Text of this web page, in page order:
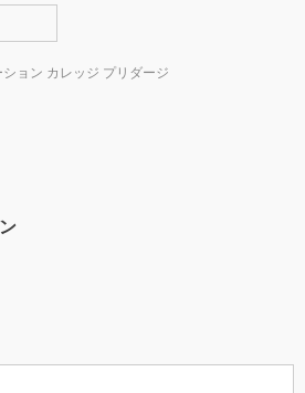
ョン カレッジ プリダージ